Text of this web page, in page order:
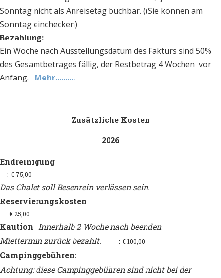
Sonntag nicht als Anreisetag buchbar. ((Sie können am
Sonntag einchecken)
Bezahlung:
Ein Woche nach Ausstellungsdatum des Fakturs sind 50%
des Gesamtbetrages fällig, der Restbetrag 4 Wochen vor
Anfang. Mehr..........
Zusätzliche Kosten
2026
Endreinigung
: € 75,00
Das Chalet soll Besenrein verlässen sein.
Reservierungskosten
: € 25,00
Kaution - Innerhalb 2 Woche nach beenden
Miettermin zurück bezahlt.
: € 100,00
Campinggebühren:
Achtung: diese Campinggebühren sind nicht bei der